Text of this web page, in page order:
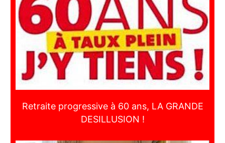
Retraite progressive à 60 ans, LA GRANDE
DESILLUSION !